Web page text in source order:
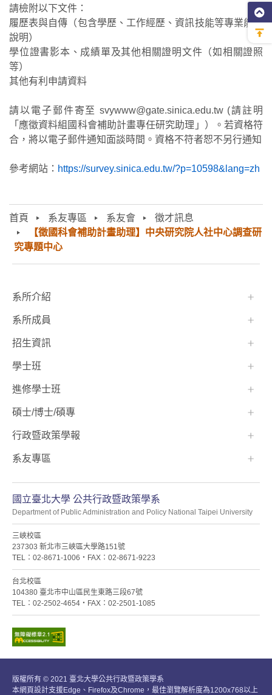
首頁 系友專區 系友會
徵才訊息
【徵國科會補助計畫助理】中央研究院人社中心調查研
究專題中心
請檢附以下文件：
履歷表與自傳（包含學歷、工作經歷、資訊技能等專業能力
說明）
學位證書影本、成績單及其他相關證明文件（如相關證照
等）
其他有利申請資料
請以電子郵件寄至 svywww@gate.sinica.edu.tw (請註明
「應徵資料組國科會補助計畫專任研究助理」）。若資格符
合，將以電子郵件通知面談時間。資格不符者恕不另行通知
參考網站： https://survey.sinica.edu.tw/?p=10598&lang=zh
:::
國立臺北大學 公共行政暨政策學系
Department of Public Administration and Policy National Taipei University
三峽校區
237303 新北市三峽區大學路151號
TEL：02-8671-1006・FAX：02-8671-9223
台北校區
104380 臺北市中山區民生東路三段67號
TEL：02-2502-4654・FAX：02-2501-1085
系所介紹
系所成員
招生資訊
學士班⠀⠀
進修學士班
碩士/博士/碩專
行政暨政策學報
系友專區
版權所有 © 2021 臺北大學公共行政暨政策學系
本網頁設計支援Edge、Firefox及Chrome，最佳瀏覽解析度為1200x768以上